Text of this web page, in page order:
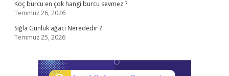
Koç burcu en çok hangi burcu sevmez ?
Temmuz 26, 2026
Sığla Günlük ağacı Nerededir ?
Temmuz 25, 2026